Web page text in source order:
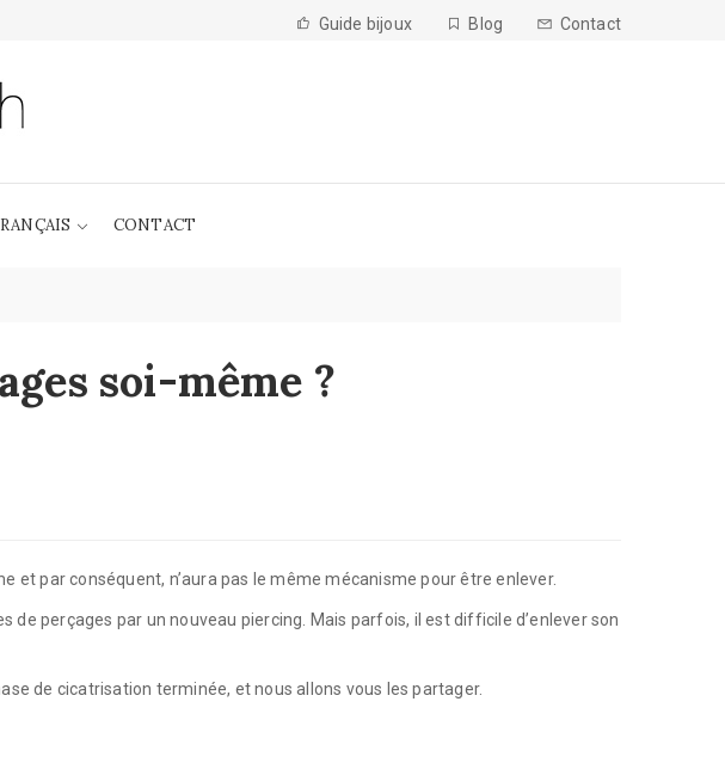
Guide bijoux Blog Contact
CONTACT
soi-même ?
et par conséquent, n’aura pas le même mécanisme pour être enlever.
perçages par un nouveau piercing. Mais parfois, il est difficile d’enlever son
de cicatrisation terminée, et nous allons vous les partager.